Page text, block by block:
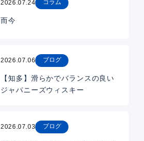
2026.07.24 コラム
而今
2026.07.06 ブログ
【知多】滑らかでバランスの良い
ジャパニーズウィスキー
2026.07.03 ブログ